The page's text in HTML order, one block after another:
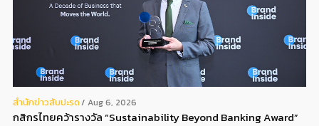
สํานักข่าวสับปะรด Aug 6, 2026
กสิกรไทยคว้ารางวัล “Sustainability Beyond Banking Award”